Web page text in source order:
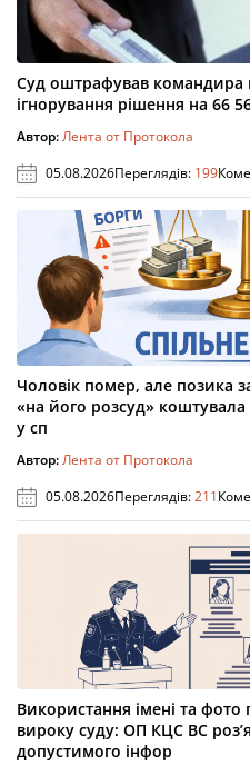
Суд оштрафував командира
ігнорування рішення на 66
Автор:Лента от Протокола
05.08.2026Переглядів: 199
Чоловік помер, але позика
«на його розсуд»
у сп
Автор:Лента от Протокола
05.08.2026Переглядів:211
Використання імені та фото
вироку суду: ОП КЦС ВС
допустимого інфор